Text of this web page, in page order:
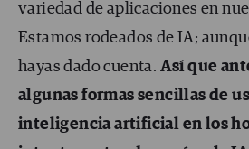
variedad de aplicaciones en
Estamos rodeados de IA;
hayas dado cuenta. Así que
algunas formas sencillas de
inteligencia artificial en los